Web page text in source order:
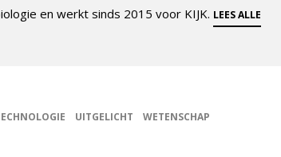
en werkt sinds 2015 voor KIJK. LEES ALLE
UITGELICHT WETENSCHAP